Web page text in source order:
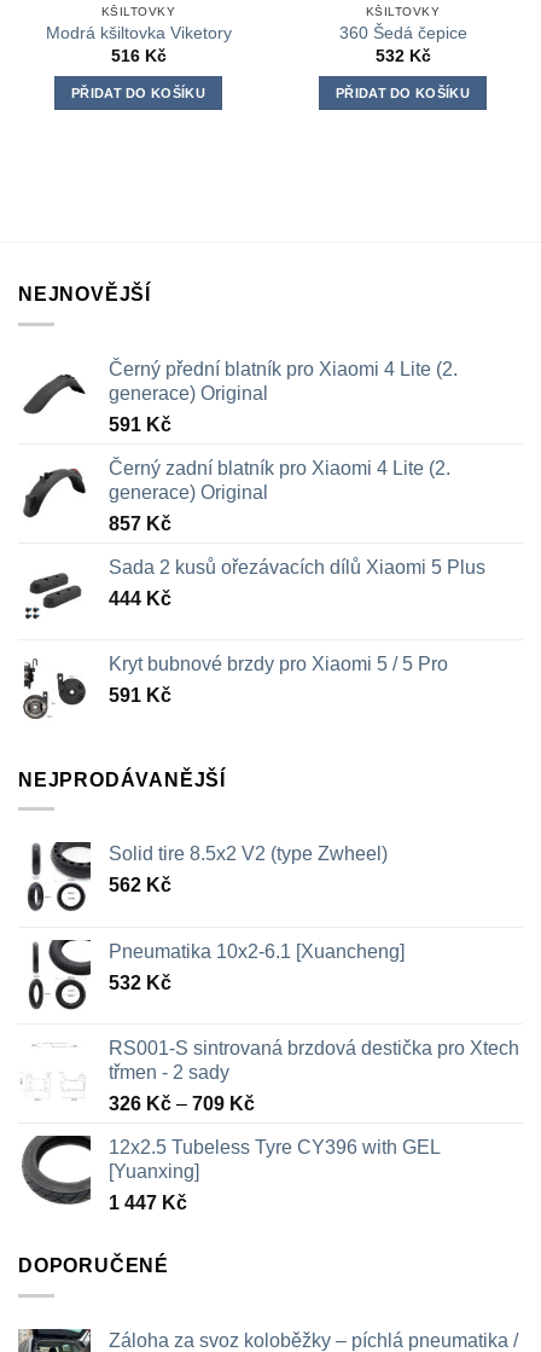
KŠILTOVKY
Modrá kšiltovka Viketory
516 Kč
PŘIDAT DO KOŠÍKU
KŠILTOVKY
360 Šedá čepice
532 Kč
PŘIDAT DO KOŠÍKU
NEJNOVĚJŠÍ
Černý přední blatník pro Xiaomi 4 Lite (2.
generace) Original
591 Kč
Černý zadní blatník pro Xiaomi 4 Lite (2.
generace) Original
857 Kč
Sada 2 kusů ořezávacích dílů Xiaomi 5 Plus
444 Kč
Kryt bubnové brzdy pro Xiaomi 5 / 5 Pro
591 Kč
NEJPRODÁVANĚJŠÍ
Solid tire 8.5x2 V2 (type Zwheel)
562 Kč
Pneumatika 10x2-6.1 [Xuancheng]
532 Kč
RS001-S sintrovaná brzdová destička pro Xtech
třmen - 2 sady
326 Kč – 709 KčRozpětí
326 Kč
12x2.5 Tubeless Tyre CY396 with GEL
[Yuanxing]
1 447 Kč
DOPORUČENÉ
Záloha za svoz koloběžky – píchlá pneumatika /